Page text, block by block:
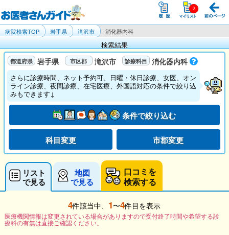
病院検索TOP 岩手県 滝沢市 消化器内科
検索結果
岩手県 滝沢市 消化器内科
さらに診療時間、ネット予約可、日曜・休日診療、女医、オン
ライン診療、夜間診療、在宅医療、外国語対応の条件で絞り込
みもできます↓
条件で絞り込む
科目変更 市郡変更
リスト
で見る
地図
で見る
口コミを
検索する
4件該当中、 1〜4件目を表示
医療機関情報は変更されている場合がありますので受付終了時間や希望する診
療科の有無は直接ご確認ください。